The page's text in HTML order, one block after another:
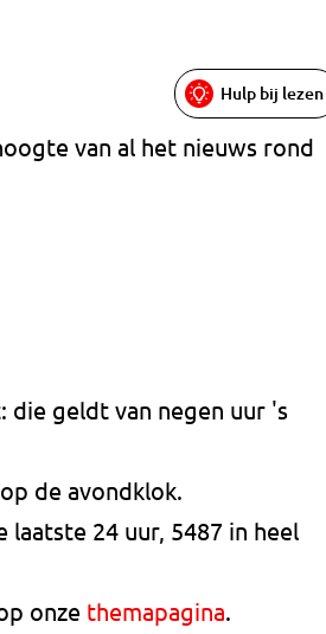
Hulp bij lezen
van al het nieuws rond
die geldt van negen uur 's
de avondklok.
laatste 24 uur, 5487 in heel
onze themapagina.